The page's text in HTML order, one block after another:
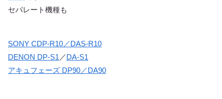
セパレート機種も
SONY CDP-R10／DAS-R10
DENON DP-S1 ／DA-S1
アキュフェーズ DP90／DA90